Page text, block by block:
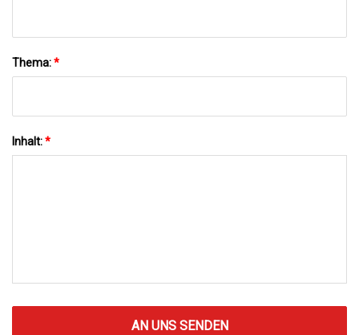
Thema:*
Inhalt:*
AN UNS SENDEN